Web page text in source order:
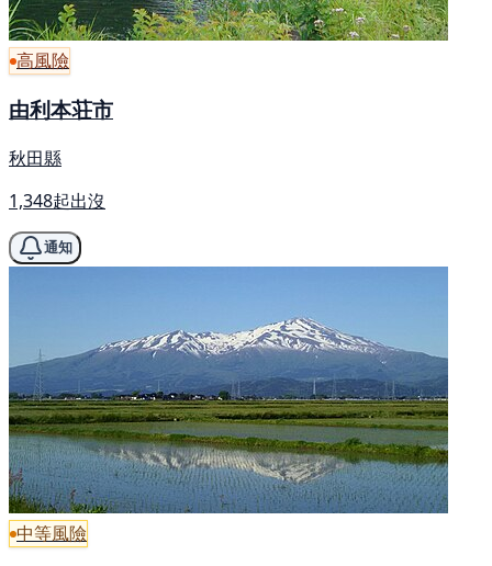
高風險
由利本荘市
秋田縣
1,348起出沒
通知
中等風險